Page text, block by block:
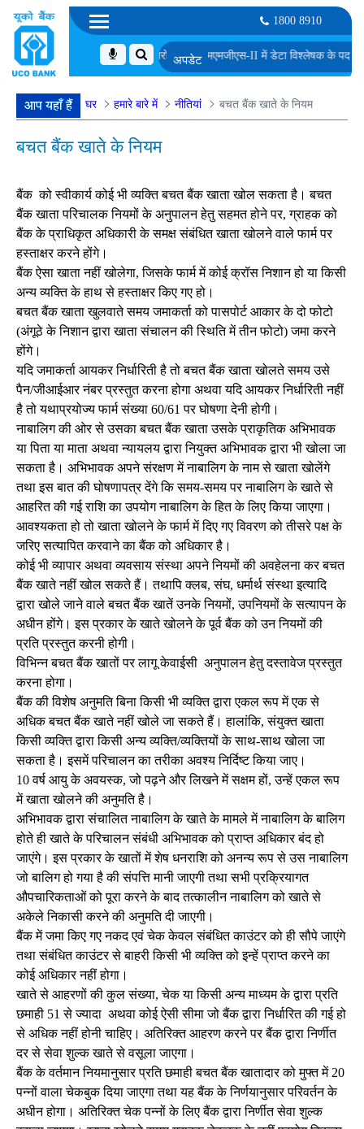
1800 8910
रूप से चुने गए उम्मीदवारों की सूची एमएमजीएस-II में डेटा विश्लेषक के पद के लिए
आप यहाँ हैं घर हमारे बारे में नीतियां बचत बैंक खाते के नियम
बचत बैंक खाते के नियम
बैंक को स्वीकार्य कोई भी व्यक्ति बचत बैंक खाता खोल सकता है। बचत
बैंक खाता परिचालक नियमों के अनुपालन हेतु सहमत होने पर, ग्राहक को
बैंक के प्राधिकृत अधिकारी के समक्ष संबंधित खाता खोलने वाले फार्म पर
हस्ताक्षर करने होंगे।
बैंक ऐसा खाता नहीं खोलेगा, जिसके फार्म में कोई क्रॉस निशान हो या किसी
अन्य व्यक्ति के हाथ से हस्ताक्षर किए गए हो।
बचत बैंक खाता खुलवाते समय जमाकर्ता को पासपोर्ट आकार के दो फोटो
(अंगूठे के निशान द्वारा खाता संचालन की स्थिति में तीन फोटो) जमा करने
होंगे।
यदि जमाकर्ता आयकर निर्धारिती है तो बचत बैंक खाता खोलते समय उसे
पैन/जीआईआर नंबर प्रस्तुत करना होगा अथवा यदि आयकर निर्धारिती नहीं
है तो यथाप्रयोज्य फार्म संख्या 60/61 पर घोषणा देनी होगी।
नाबालिग की ओर से उसका बचत बैंक खाता उसके प्राकृतिक अभिभावक
या पिता या माता अथवा न्यायलय द्वारा नियुक्त अभिभावक द्वारा भी खोला जा
सकता है। अभिभावक अपने संरक्षण में नाबालिग के नाम से खाता खोलेंगे
तथा इस बात की घोषणापत्र देंगे कि समय-समय पर नाबालिग के खाते से
आहरित की गई राशि का उपयोग नाबालिग के हित के लिए किया जाएगा।
आवश्यकता हो तो खाता खोलने के फार्म में दिए गए विवरण को तीसरे पक्ष के
जरिए सत्यापित करवाने का बैंक को अधिकार है।
कोई भी व्यापार अथवा व्यवसाय संस्था अपने नियमों की अवहेलना कर बचत
बैंक खाते नहीं खोल सकते हैं। तथापि क्लब, संघ, धर्मार्थ संस्था इत्यादि
द्वारा खोले जाने वाले बचत बैंक खातें उनके नियमों, उपनियमों के सत्यापन के
अधीन होंगे। इस प्रकार के खाते खोलने के पूर्व बैंक को उन नियमों की
प्रति प्रस्तुत करनी होगी।
विभिन्न बचत बैंक खातों पर लागू केवाईसी अनुपालन हेतु दस्तावेज प्रस्तुत
करना होगा।
बैंक की विशेष अनुमति बिना किसी भी व्यक्ति द्वारा एकल रूप में एक से
अधिक बचत बैंक खाते नहीं खोले जा सकते हैं। हालांकि, संयुक्त खाता
किसी व्यक्ति द्वारा किसी अन्य व्यक्ति/व्यक्तियों के साथ-साथ खोला जा
सकता है। इसमें परिचालन का तरीका अवश्य निर्दिष्ट किया जाए।
10 वर्ष आयु के अवयस्क, जो पढ़ने और लिखने में सक्षम हों, उन्हें एकल रूप
में खाता खोलने की अनुमति है।
अभिभावक द्वारा संचालित नाबालिग के खाते के मामले में नाबालिग के बालिग
होते ही खाते के परिचालन संबंधी अभिभावक को प्राप्त अधिकार बंद हो
जाएंगे। इस प्रकार के खातों में शेष धनराशि को अनन्य रूप से उस नाबालिग
जो बालिग हो गया है की संपत्ति मानी जाएगी तथा सभी प्रक्रियागत
औपचारिकताओं को पूरा करने के बाद तत्कालीन नाबालिग को खाते से
अकेले निकासी करने की अनुमति दी जाएगी।
बैंक में जमा किए गए नकद एवं चेक केवल संबंधित काउंटर को ही सौपे जाएंगे
तथा संबंधित काउंटर से बाहरी किसी भी व्यक्ति को इन्हें प्राप्त करने का
कोई अधिकार नहीं होगा।
खाते से आहरणों की कुल संख्या, चेक या किसी अन्य माध्यम के द्वारा प्रति
छमाही 51 से ज्यादा अथवा कोई ऐसी सीमा जो बैंक द्वारा निर्धारित की गई हो
से अधिक नहीं होनी चाहिए। अतिरिक्त आहरण करने पर बैंक द्वारा निर्णीत
दर से सेवा शुल्क खाते से वसूला जाएगा।
बैंक के वर्तमान नियमानुसार प्रति छमाही बचत बैंक खातादार को मुफ्त में 20
पन्नों वाला चेकबुक दिया जाएगा तथा यह बैंक के निर्णयानुसार परिवर्तन के
अधीन होगा। अतिरिक्त चेक पन्नों के लिए बैंक द्वारा निर्णीत सेवा शुल्क